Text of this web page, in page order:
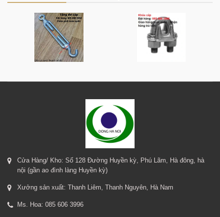
Cửa Hàng/ Kho: Số 128 Đường Huyền kỳ, Phú Lãm, Hà đông, hà
nội (gần ao đình làng Huyền kỳ)
Xưởng sản xuất: Thanh Liêm, Thanh Nguyên, Hà Nam
Ms. Hoa: 085 606 3996